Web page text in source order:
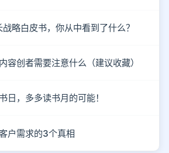
略白皮书，你从中看到了什么？
容创者需要注意什么（建议收藏）
日，多多读书月的可能！
户需求的3个真相